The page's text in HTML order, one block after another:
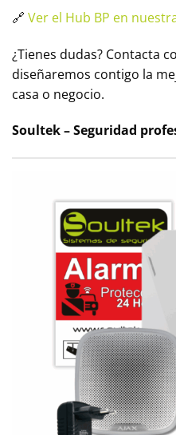
🔗 Ver el Hub BP en
¿Tienes dudas? Contacta
diseñaremos contigo la
casa o negocio.
Soultek – Seguridad